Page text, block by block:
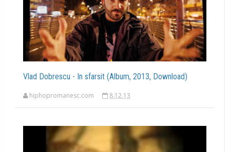
Vlad Dobrescu - In sfarsit (Album, 2013, Download)
hiphopromanesc.com 8.12.13